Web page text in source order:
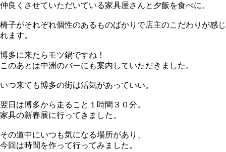
仲良くさせていただいている家具屋さんと夕飯を食べに。
椅子がそれぞれ個性のあるものばかりで店主のこだわりが感じ
れます。
博多に来たらモツ鍋ですね！
このあとは中洲のバーにも案内していただきました。
いつ来ても博多の街は活気があっていい。
翌日は博多から走ること１時間３０分。
家具の新春展に行ってきました。
その道中にいつも気になる場所があり、
今回は時間を作って行ってみました。